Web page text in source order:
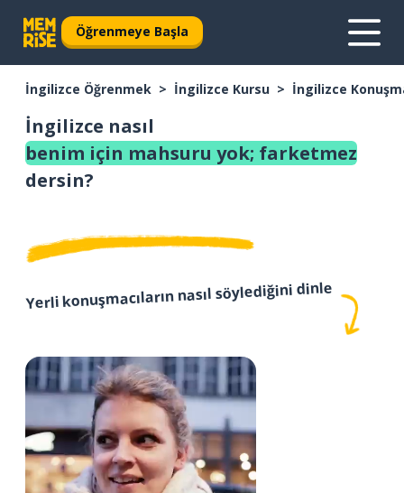
Öğrenmeye Başla
İngilizce Öğrenmek İngilizce Kursu İngilizce
İngilizce nasıl
benim için mahsuru yok; farketmez
dersin?
Yerli konuşmacıların nasıl söylediğini dinle